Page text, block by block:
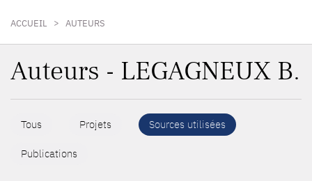
ACCUEIL > AUTEURS
Auteurs - LEGAGNEUX B.
Tous Projets Sources utilisées
Publications